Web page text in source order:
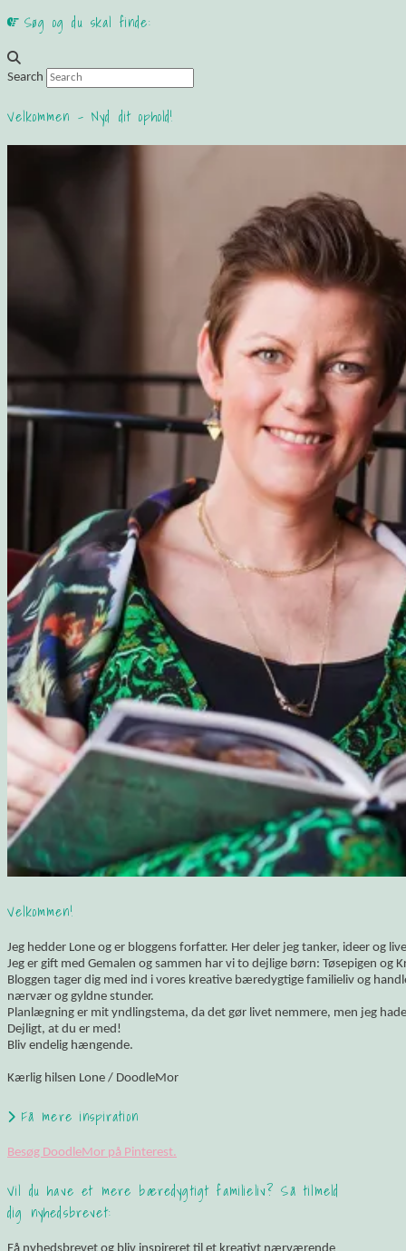
Søg og du skal finde:
Search
Velkommen – Nyd dit ophold!
Velkommen!
Jeg hedder Lone og er bloggens forfatter. Her deler jeg tanker, ideer og
Jeg er gift med Gemalen og sammen har vi to dejlige børn: Tøsepigen og
Bloggen tager dig med ind i vores kreative bæredygtige familieliv og
nærvær og gyldne stunder.
Planlægning er mit yndlingstema, da det gør livet nemmere, men jeg
Dejligt, at du er med!
Bliv endelig hængende.
Kærlig hilsen Lone / DoodleMor
Få mere inspiration
Besøg DoodleMor på Pinterest.
Vil du have et mere bæredygtigt familieliv? Så tilmeld
dig nyhedsbrevet: